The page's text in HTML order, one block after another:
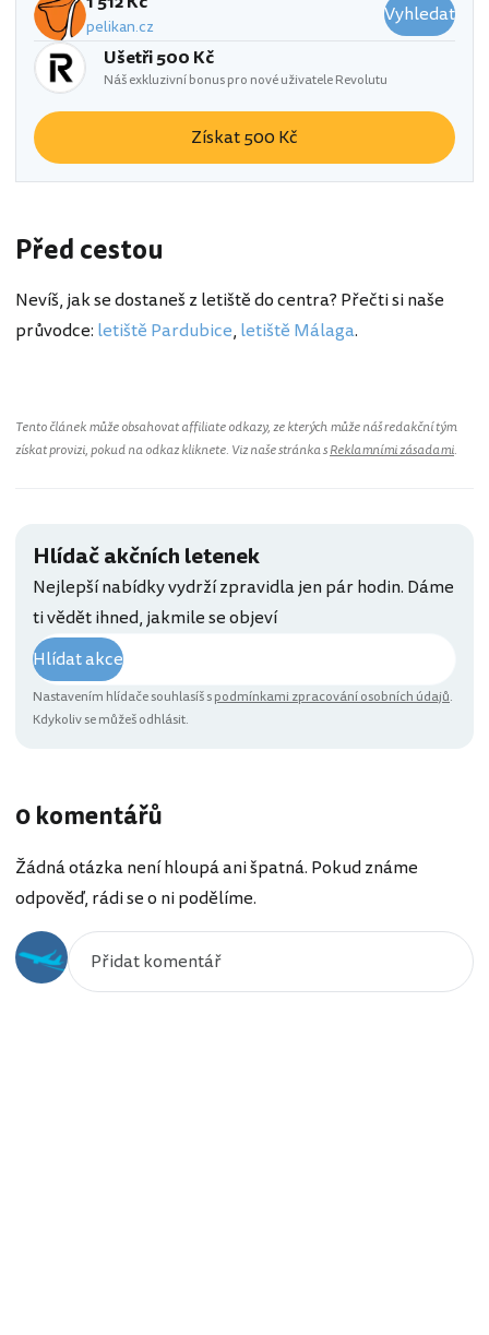
pelikan.cz
Vyhledat
Ušetři 500 Kč
Náš exkluzivní bonus pro nové uživatele Revolutu
Získat 500 Kč
Před cestou
Nevíš, jak se dostaneš z letiště do centra? Přečti si naše
průvodce: letiště Pardubice, letiště Málaga.
Tento článek může obsahovat affiliate odkazy, ze kterých může náš redakční tým
získat provizi, pokud na odkaz kliknete. Viz naše stránka sReklamními zásadami.
Hlídač akčních letenek
Nejlepší nabídky vydrží zpravidla jen pár hodin. Dáme
ti vědět ihned, jakmile se objeví
Hlídat akce
Nastavením hlídače souhlasíš spodmínkami zpracování osobních údajů.
Kdykoliv se můžeš odhlásit.
0 komentářů
Žádná otázka není hloupá ani špatná. Pokud známe
odpověď, rádi se o ni podělíme.